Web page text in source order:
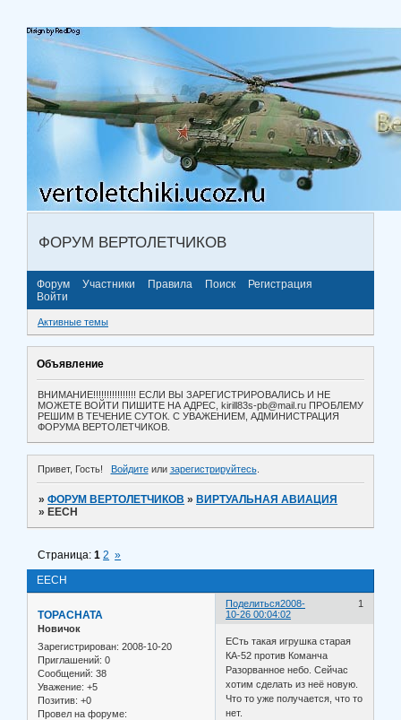
ФОРУМ ВЕРТОЛЕТЧИКОВ
Форум Участники Правила Поиск
Регистрация
Войти
Активные темы
Объявление
ВНИМАНИЕ!!!!!!!!!!!!!!!! ЕСЛИ ВЫ ЗАРЕГИСТРИРОВАЛИСЬ И НЕ
МОЖЕТЕ ВОЙТИ ПИШИТЕ НА АДРЕС, kirill83s-pb@mail.ru ПРОБЛЕМУ
РЕШИМ В ТЕЧЕНИЕ СУТОК. С УВАЖЕНИЕМ, АДМИНИСТРАЦИЯ
ФОРУМА ВЕРТОЛЕТЧИКОВ.
Привет, Гость! Войдитеили зарегистрируйтесь.
»ФОРУМ ВЕРТОЛЕТЧИКОВ » ВИРТУАЛЬНАЯ АВИАЦИЯ
» EECH
EECH
Страница:1 2 »
Поделиться 1
2008-
10-26 00:04:02
TOPACHATA
Новичок
Зарегистрирован: 2008-10-20
Приглашений: 0
Сообщений: 38
Уважение: +5
Позитив: +0
Провел на форуме:
ЕСть такая игрушка старая
КА-52 против Команча
Разорванное небо. Сейчас
хотим сделать из неё новую.
Что то уже получается, что то
нет.